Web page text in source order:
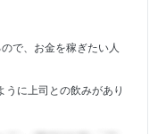
で、お金を稼ぎたい人
に上司との飲みがあり